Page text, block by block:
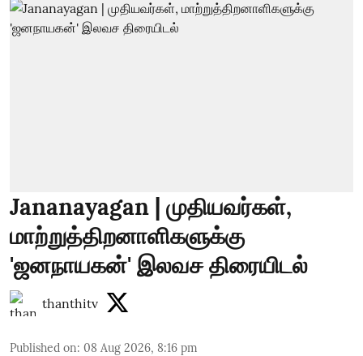
Jananayagan | முதியவர்கள்,
மாற்றுத்திறனாளிகளுக்கு
'ஜனநாயகன்' இலவச திரையிடல்
thanthitv
Published on: 08 Aug 2026, 8:16 pm